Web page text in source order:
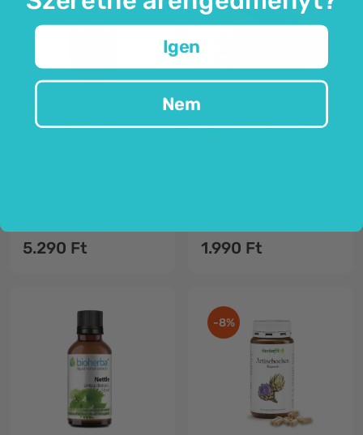
Mezei zsurló -
5.290 Ft
Csillagánizs BIO -
1.990 Ft
-8%
Igen
Nem